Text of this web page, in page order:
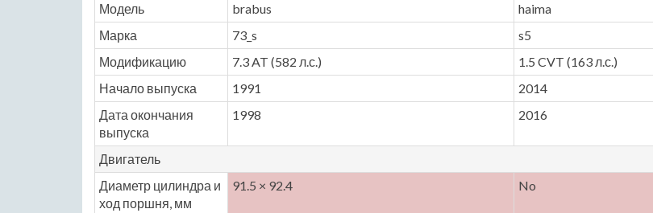
Модель brabus
haima
Марка
73_s
s5
Модификацию
7.3 AT (582 л.с.)
1.5 CVT (163 л.с.)
Начало выпуска
1991
2014
Дата окончания
выпуска
1998 2016
Двигатель
Диаметр цилиндра и
ход поршня, мм
91.5 × 92.4 No